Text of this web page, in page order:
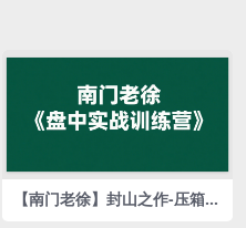
【南门老徐】封山之作-压箱底